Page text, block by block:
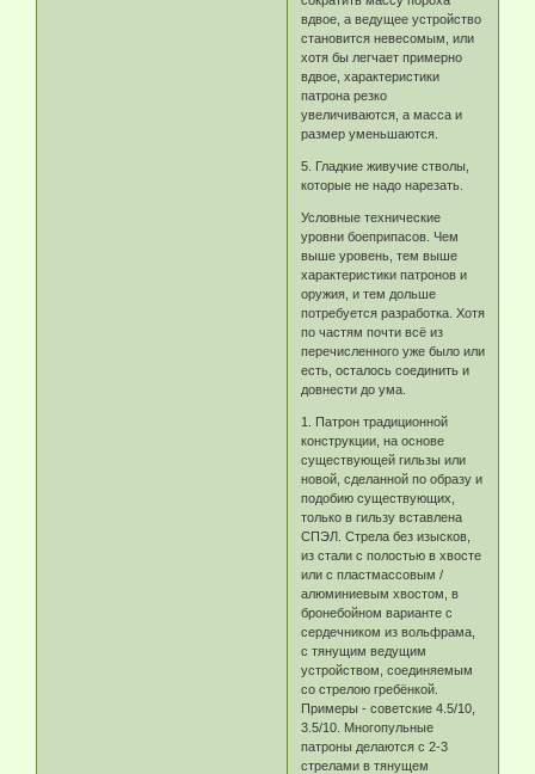
вдвое, а ведущее устройство
становится невесомым, или
хотя бы легчает примерно
вдвое, характеристики
патрона резко
увеличиваются, а масса и
размер уменьшаются.
5. Гладкие живучие стволы,
которые не надо нарезать.
Условные технические
уровни боеприпасов. Чем
выше уровень, тем выше
характеристики патронов и
оружия, и тем дольше
потребуется разработка. Хотя
по частям почти всё из
перечисленного уже было или
есть, осталось соединить и
довнести до ума.
1. Патрон традиционной
конструкции, на основе
существующей гильзы или
новой, сделанной по образу и
подобию существующих,
только в гильзу вставлена
СПЭЛ. Стрела без изысков,
из стали с полостью в хвосте
или с пластмассовым /
алюминиевым хвостом, в
бронебойном варианте с
сердечником из вольфрама,
с тянущим ведущим
устройством, соединяемым
со стрелою гребёнкой.
Примеры - советские 4.5/10,
3.5/10. Многопульные
патроны делаются с 2-3
стрелами в тянущем